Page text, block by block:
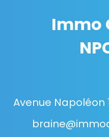
Immo
Avenue Napoléon